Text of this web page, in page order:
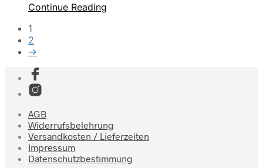
Continue Reading
1
2
→
AGB
Widerrufsbelehrung
Versandkosten / Lieferzeiten
Impressum
Datenschutzbestimmung